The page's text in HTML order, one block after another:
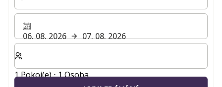
06. 08. 2026
07. 08. 2026
Zvolte počet pokojů a hostů pro svůj pobyt
1 Pokoj(e) ⋅ 1 Osoba